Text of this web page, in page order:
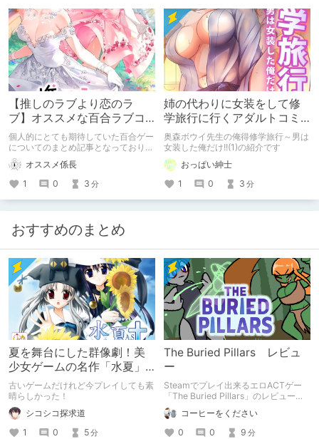
【推しのラブより恋のラ
ブ】オススメな百合ラブコ
メ！「PCゲーム」「ロープ
ライス」
個人的にとても期待していた百合ゲー
についてのまとめ記事となっておりま
す！
オススメ係長
1
0 3 分
姉の代わりに女装をして修
学旅行に行くアダルトコミ
ックの紹介
奥森ボウイ先生の俺得修学旅行～男は
女装した俺だけ!!(1)の紹介です
おっぱい紳士
1
0 3 分
おすすめのまとめ
夏を舞台にした群像劇！美
少女ゲームの名作「水夏」
を今こそ！
古いゲームだけれど今プレイしても素
晴らしかった！
シコシコ探求道
1
0 5分
The Buried Pillars レビュ
ー
Steamでプレイ出来るエロACTゲー
「The Buried Pillars」のレビューで
す。
コーヒーをください
0
0 9 分